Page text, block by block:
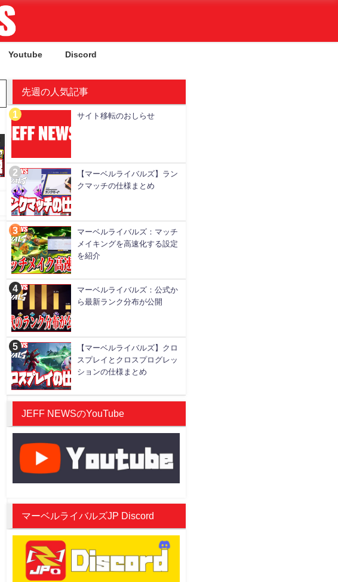
Youtube Discord
攻略情報
先週の人気記事
サイト移転のおしらせ
【マーベルライバルズ】ラン
クマッチの仕様まとめ
マーベルライバルズ：マッチ
メイキングを高速化する設定
を紹介
マーベルライバルズ：公式か
ら最新ランク分布が公開
【マーベルライバルズ】クロ
スプレイとクロスプログレッ
ションの仕様まとめ
JEFF NEWSのYouTube
マーベルライバルズJP Discord